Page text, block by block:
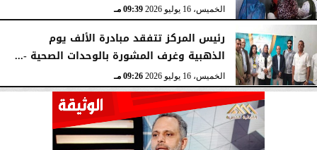
الخميس، 16 يوليو 2026 09:39 مـ
رئيس المركز تتفقد مبادرة الألف يوم
الذهبية وغرف المشورة بالوحدات الصحية -...
الخميس، 16 يوليو 2026 09:26 مـ